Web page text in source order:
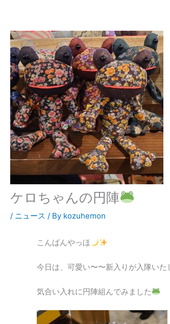
ケロちゃんの円陣
/ ニュース / By kozuhemon
こんばんやっほ
今日は、可愛い〜〜新入りが入隊いた
気合い入れに円陣組んでみました